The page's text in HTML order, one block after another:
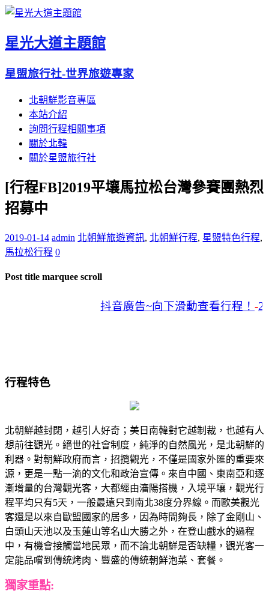
星光大道主題館
星盟旅行社-世界旅遊專家
北朝鮮影音專區
本站介紹
詢問行程相關事項
關於北韓
關於星盟旅行社
[行程FB]2019平壤馬拉松台灣參賽團熱烈
招募中
2019-01-14 admin 北朝鮮旅遊資訊, 北朝鮮行程, 星盟特色行程,
馬拉松行程 0
Post title marquee scroll
抖音廣告~向下滑動查看行程！
行程特色
北朝鮮越封閉，越引人好奇；美日南韓對它越制裁，也越有人
想前往觀光。絕世的社會制度，純淨的自然風光，是北朝鮮的
利器。對朝鮮政府而言，招攬觀光，不僅是國家外匯的重要來
源，更是一點一滴的文化和政治宣傳。來自中國、東南亞和逐
漸增量的台灣觀光客，大都經由瀋陽搭機，入境平壤，觀光行
程平均只有5天，一般最遠只到南北38度分界線。而歐美觀光
客還是以來自歐盟國家的居多，因為時間夠長，除了金剛山、
白頭山天池以及玉蓮山等名山大勝之外，在登山戲水的過程
中，有機會接觸當地民眾，而不論北朝鮮是否缺糧，觀光客一
定能品嚐到傳統烤肉、豐盛的傳統朝鮮泡菜、套餐。
獨家重點: